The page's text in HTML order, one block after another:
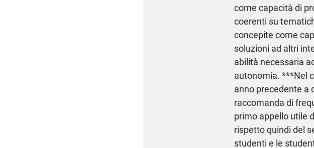
come capacità di
coerenti su
concepite come
soluzioni ad altri
abilità necessaria
autonomia. ***Nel
anno precedente a
raccomanda di
primo appello utile
rispetto quindi del
studenti e le